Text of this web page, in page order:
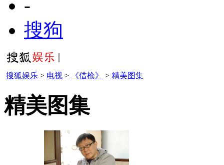
-
搜狗
搜狐娱乐 > 电视 > 《借枪》 > 精美图集
精美图集